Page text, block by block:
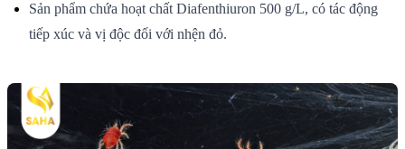
Sản phẩm chứa hoạt chất Diafenthiuron 500 g/L, có tác động
tiếp xúc và vị độc đối với nhện đỏ.